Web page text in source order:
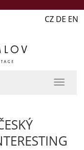
CZ DE EN